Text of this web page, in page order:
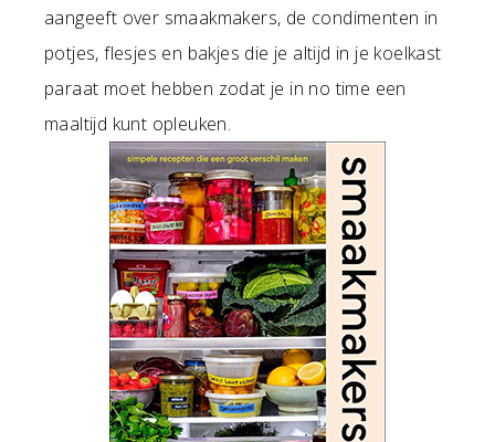
aangeeft over smaakmakers, de condimenten in
potjes, flesjes en bakjes die je altijd in je koelkast
paraat moet hebben zodat je in no time een
maaltijd kunt opleuken.